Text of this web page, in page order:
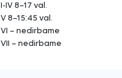
I-IV 8–17 val.
V 8–15:45 val.
VI – nedirbame
VII – nedirbame